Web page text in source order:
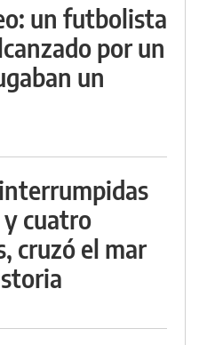
un futbolista
por un
un
cuatro
cruzó el mar